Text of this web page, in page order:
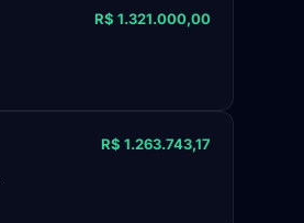
R$ 1.321.000,00
R$ 1.263.743,17